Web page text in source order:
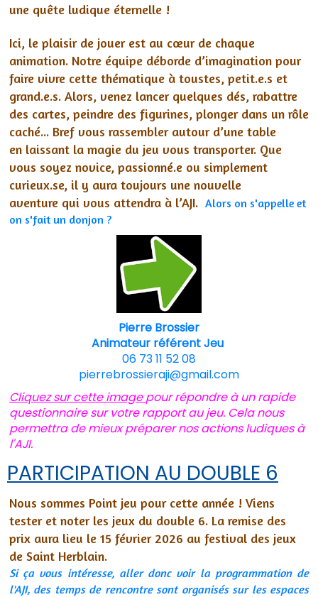
une quête ludique éternelle !
Ici, le plaisir de jouer est au cœur de chaque
animation. Notre équipe déborde d’imagination pour
faire vivre cette thématique à toustes, petit.e.s et
grand.e.s. Alors, venez lancer quelques dés, rabattre
des cartes, peindre des figurines, plonger dans un rôle
caché... Bref vous rassembler autour d’une table
en laissant la magie du jeu vous transporter. Que
vous soyez novice, passionné.e ou simplement
curieux.se, il y aura toujours une nouvelle
aventure qui vous attendra à l’AJI. Alors on s'appelle et
on s'fait un donjon ?
Pierre Brossier
Animateur référent Jeu
06 73 11 52 08
pierrebrossieraji@gmail.com
Cliquez sur cette imagepour répondre à un rapide
questionnaire sur votre rapport au jeu. Cela nous
permettra de mieux préparer nos actions ludiques à
l'AJI.
PARTICIPATION AU DOUBLE 6
Nous sommes Point jeu pour cette année ! Viens
tester et noter les jeux du double 6. La remise des
prix aura lieu le 15 février 2026 au festival des jeux
de Saint Herblain.
Si ça vous intéresse, aller donc voir la programmation de
l'AJI, des temps de rencontre sont organisés sur les espaces